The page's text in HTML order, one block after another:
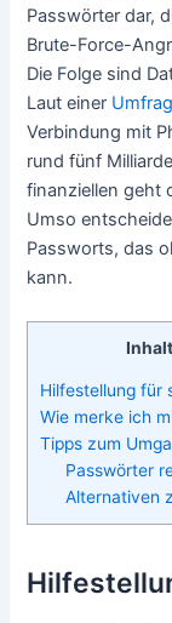
Passwörter dar,
Brute-Force-
Die Folge sind
Laut einer
Verbindung mit
rund fünf
finanziellen geht
Umso
Passworts, das
kann.
Inhalt
Hilfestellung für
Wie merke ich
Tipps zum
Passwörter
Alternativen